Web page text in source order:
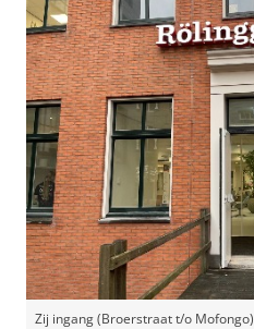
Zij ingang (Broerstraat t/o Mofongo)